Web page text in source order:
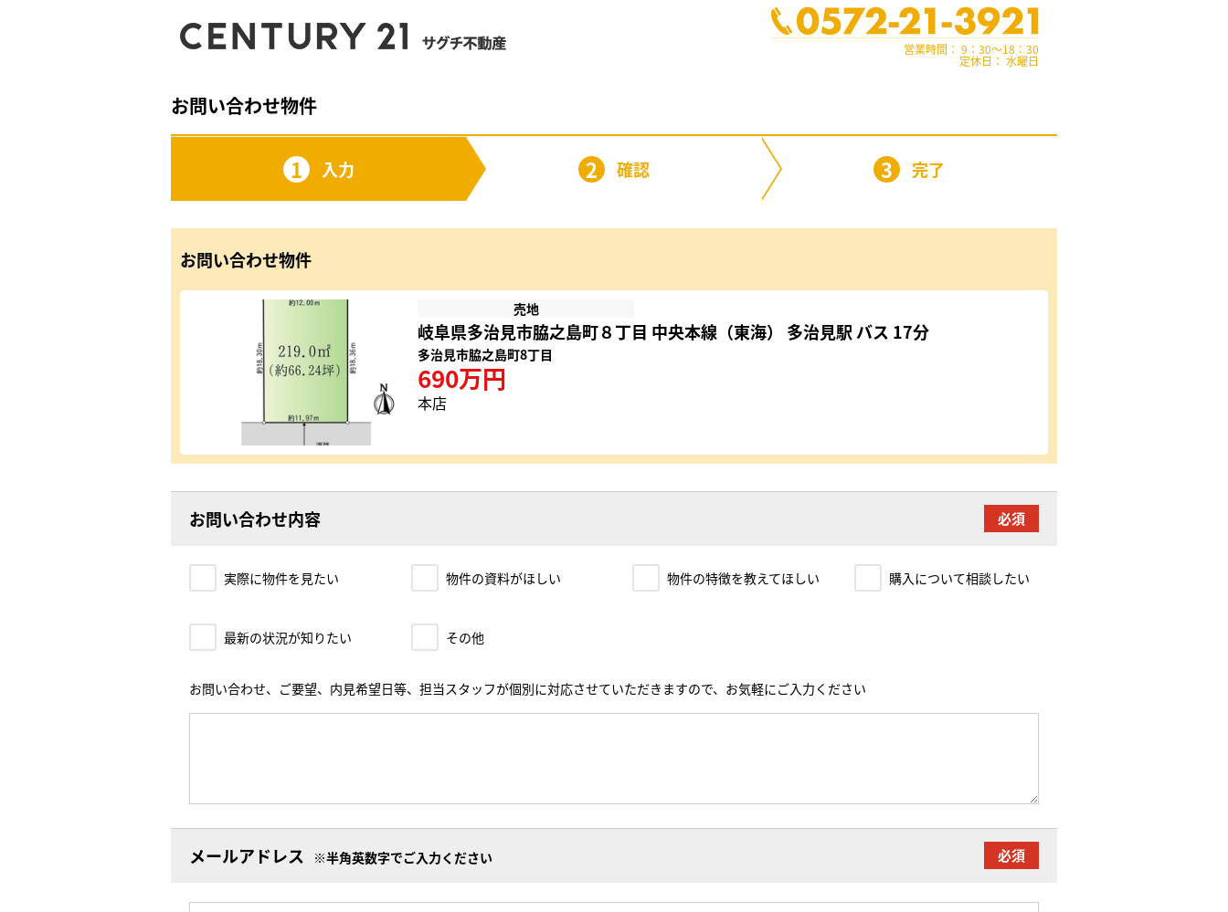
営業時間： 9：30～18：30
定休日： 水曜日
お問い合わせ物件
1 入力 2 確認 3 完了
お問い合わせ物件
売地
岐阜県多治見市脇之島町８丁目 中央本線（東海） 多治見駅 バス 17分
多治見市脇之島町8丁目
690万円
本店
お問い合わせ内容
実際に物件を見たい 物件の資料がほしい 物件の特徴を教えてほしい 購入について相談したい
最新の状況が知りたい その他
お問い合わせ、ご要望、内見希望日等、担当スタッフが個別に対応させていただきますので、お気軽にご入力ください
メールアドレス ※半角英数字でご入力ください